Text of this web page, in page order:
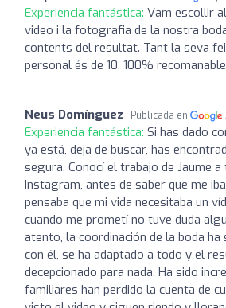
Experiencia fantástica: Vam escollir
video i la fotografia de la nostra
contents del resultat. Tant la seva
personal és de 10. 100% recomanable
Neus Domínguez Publicada en
Experiencia fantástica: Si has dado
ya está, deja de buscar, has
segura. Conocí el trabajo de Jaume
Instagram, antes de saber que me
pensaba que mi vida necesitaba un
cuando me prometí no tuve duda
atento, la coordinación de la boda ha
con él, se ha adaptado a todo y el
decepcionado para nada. Ha sido
familiares han perdido la cuenta de